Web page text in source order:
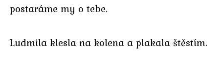
postaráme my o tebe.
Ludmila klesla na kolena a plakala štěstím.